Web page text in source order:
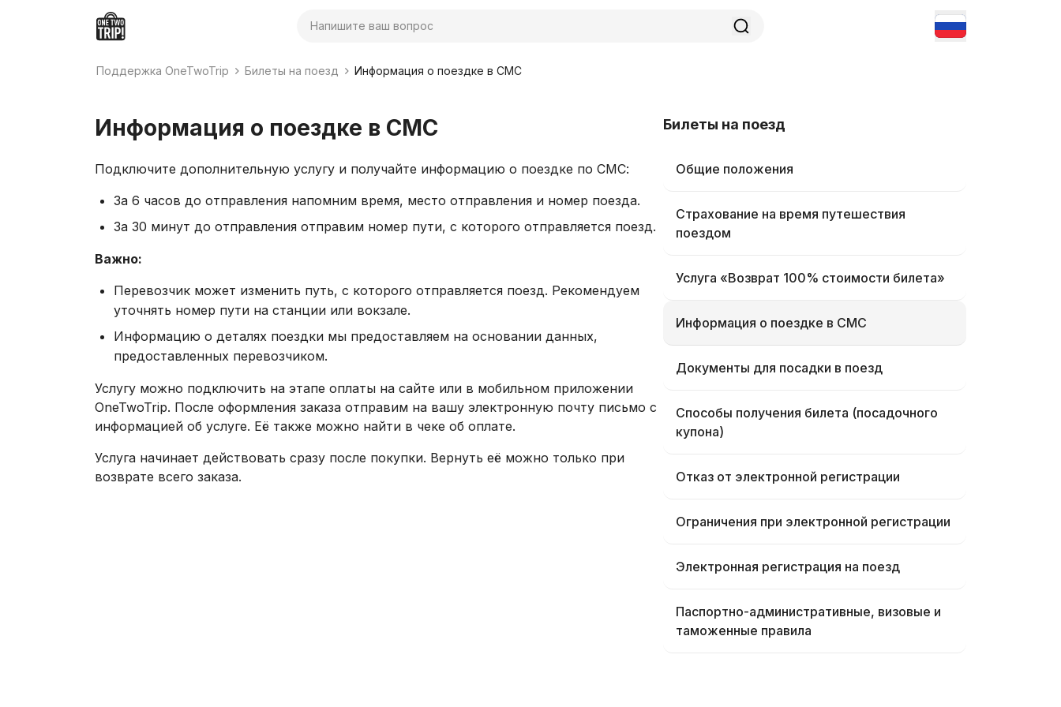
Поиск
Поддержка OneTwoTrip Билеты на поезд Информация о поездке в СМС
Информация о поездке в СМС
Подключите дополнительную услугу и получайте информацию о поездке по СМС:
За 6 часов до отправления напомним время, место отправления и номер поезда.
За 30 минут до отправления отправим номер пути, с которого отправляется поезд.
Важно:
Перевозчик может изменить путь, с которого отправляется поезд. Рекомендуем
уточнять номер пути на станции или вокзале.
Информацию о деталях поездки мы предоставляем на основании данных,
предоставленных перевозчиком.
Услугу можно подключить на этапе оплаты на сайте или в мобильном приложении
OneTwoTrip. После оформления заказа отправим на вашу электронную почту письмо с
информацией об услуге. Её также можно найти в чеке об оплате.
Услуга начинает действовать сразу после покупки. Вернуть её можно только при
возврате всего заказа.
Билеты на поезд
Общие положения
Страхование на время путешествия
поездом
Услуга «Возврат 100% стоимости билета»
Информация о поездке в СМС
Документы для посадки в поезд
Способы получения билета (посадочного
купона)
Отказ от электронной регистрации
Ограничения при электронной регистрации
Электронная регистрация на поезд
Паспортно-административные, визовые и
таможенные правила